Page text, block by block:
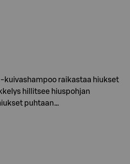
-kuivashampoo raikastaa hiukset
hillitsee hiuspohjan
puhtaan…